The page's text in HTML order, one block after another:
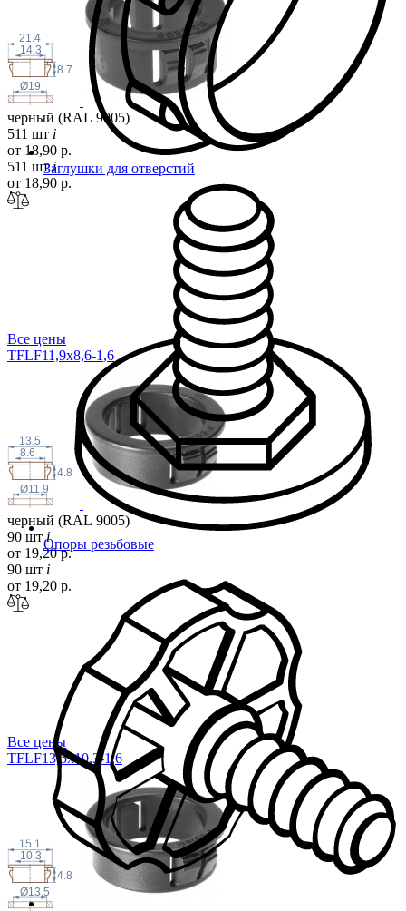
Заглушки для отверстий
Опоры резьбовые
8.7
Ø19
14.3
21.4
черный (RAL 9005)
511 шт i
от 18,90 р.
511 штi
от 18,90 р.
Все цены
TFLF11,9x8,6-1 ,6
4.8
Ø11.9
8.6
13.5
черный (RAL 9005)
90 штi
от 19,20 р.
90 шт i
от 19,20 р.
Все цены
TFLF13,5x10,3-1,6
4.8
Ø13.5
10.3
15.1